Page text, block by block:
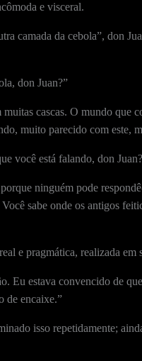
e visceral.
camada da cebola”, don
don Juan?”
cascas. O mundo que
muito parecido com este,
você está falando, don
ninguém pode
sabe onde os antigos
e pragmática, realizada
Eu estava convencido de
de encaixe.”
isso repetidamente;